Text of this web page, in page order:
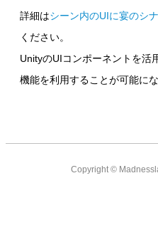
詳細はシーン内のUIに宴のシ
ください。
UnityのUIコンポーネントを活
機能を利用することが可能にな
Copyright ©